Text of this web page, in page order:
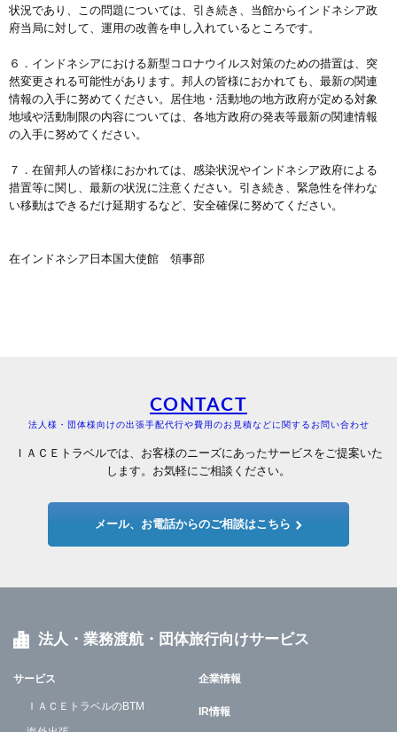
状況であり、この問題については、引き続き、当館からインドネシア政
府当局に対して、運用の改善を申し入れているところです。
６．インドネシアにおける新型コロナウイルス対策のための措置は、突
然変更される可能性があります。邦人の皆様におかれても、最新の関連
情報の入手に努めてください。居住地・活動地の地方政府が定める対象
地域や活動制限の内容については、各地方政府の発表等最新の関連情報
の入手に努めてください。
７．在留邦人の皆様におかれては、感染状況やインドネシア政府による
措置等に関し、最新の状況に注意ください。引き続き、緊急性を伴わな
い移動はできるだけ延期するなど、安全確保に努めてください。
在インドネシア日本国大使館 領事部
CONTACT
法人様・団体様向けの出張手配代行や費用のお見積などに関するお問い合わせ
ＩＡＣＥトラベルでは、お客様のニーズにあったサービスをご提案いた
します。お気軽にご相談ください。
メール、お電話からのご相談はこちら
法人・業務渡航・団体旅行向けサービス
サービス
ＩＡＣＥトラベルのBTM
企業情報
IR情報